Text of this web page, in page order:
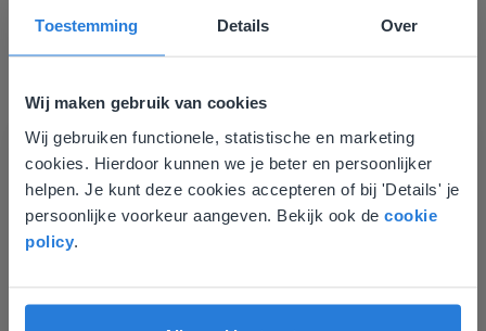
Toestemming Details Over
Wij maken gebruik van cookies
Wij gebruiken functionele, statistische en marketing
cookies. Hierdoor kunnen we je beter en persoonlijker
helpen. Je kunt deze cookies accepteren of bij 'Details' je
persoonlijke voorkeur aangeven. Bekijk ook de cookie
policy
Ontdek meer
Groep 8, Blok 9, Week 3, Les 11
Groep 8, Blok 9, Week 3,
Deze website komt niet
overeen met je locatie
Gezien je locatie, denken we dat je misschien
liever naar de website voor English gaat. Hier
English
Vlaanderen